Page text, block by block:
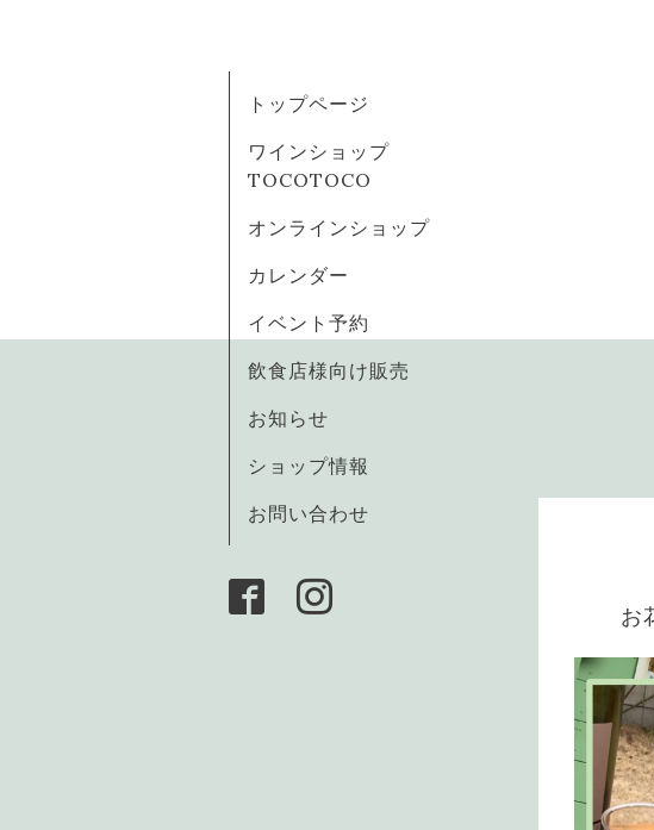
トップページ
ワインショップ
TOCOTOCO
オンラインショップ
カレンダー
イベント予約
飲食店様向け販売
お知らせ
ショップ情報
お問い合わせ
お